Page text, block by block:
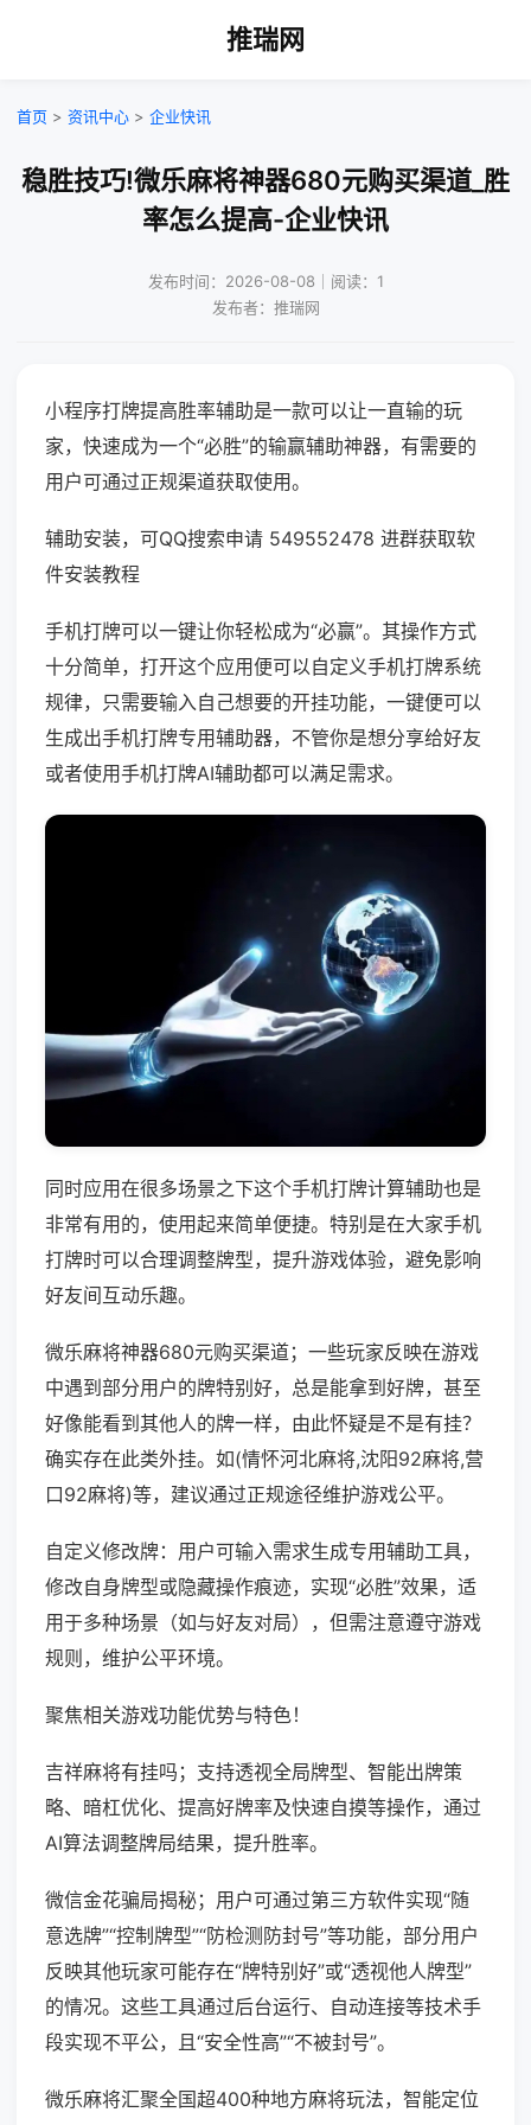
推瑞网
首页 > 资讯中心 > 企业快讯
稳胜技巧!微乐麻将神器680元购买渠道_胜
率怎么提高-企业快讯
发布时间：2026-08-08｜阅读：1
发布者：推瑞网
小程序打牌提高胜率辅助是一款可以让一直输的玩
家，快速成为一个“必胜”的输赢辅助神器，有需要的
用户可通过正规渠道获取使用。
辅助安装，可QQ搜索申请 549552478 进群获取软
件安装教程
手机打牌可以一键让你轻松成为“必赢”。其操作方式
十分简单，打开这个应用便可以自定义手机打牌系统
规律，只需要输入自己想要的开挂功能，一键便可以
生成出手机打牌专用辅助器，不管你是想分享给好友
或者使用手机打牌AI辅助都可以满足需求。
同时应用在很多场景之下这个手机打牌计算辅助也是
非常有用的，使用起来简单便捷。特别是在大家手机
打牌时可以合理调整牌型，提升游戏体验，避免影响
好友间互动乐趣。
微乐麻将神器680元购买渠道；一些玩家反映在游戏
中遇到部分用户的牌特别好，总是能拿到好牌，甚至
好像能看到其他人的牌一样，由此怀疑是不是有挂？
确实存在此类外挂。如(情怀河北麻将,沈阳92麻将,营
口92麻将)等，建议通过正规途径维护游戏公平。
自定义修改牌：用户可输入需求生成专用辅助工具，
修改自身牌型或隐藏操作痕迹，实现“必胜”效果，适
用于多种场景（如与好友对局），但需注意遵守游戏
规则，维护公平环境。
聚焦相关游戏功能优势与特色！
吉祥麻将有挂吗；支持透视全局牌型、智能出牌策
略、暗杠优化、提高好牌率及快速自摸等操作，通过
AI算法调整牌局结果，提升胜率。
微信金花骗局揭秘；用户可通过第三方软件实现“随
意选牌”“控制牌型”“防检测防封号”等功能，部分用户
反映其他玩家可能存在“牌特别好”或“透视他人牌型”
的情况。这些工具通过后台运行、自动连接等技术手
段实现不平公，且“安全性高”“不被封号”。
微乐麻将汇聚全国超400种地方麻将玩法，智能定位